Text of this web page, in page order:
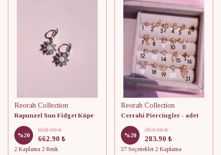
Reorah Collection
Rapunzel Sun Fidget Küpe
%20
828.90 ₺
662.90 ₺
2 Kaplama 2 Renk
Reorah Collection
Cerrahi Piercingler - adet
%20
353.90 ₺
283.90 ₺
37 Seçenekler 2 Kaplama